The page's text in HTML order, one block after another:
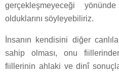
gerçekleşmeyeceği
olduklarını söyleyebiliriz.
İnsanın kendisini diğer
sahip olması, onu
fiillerinin ahlaki ve dinî